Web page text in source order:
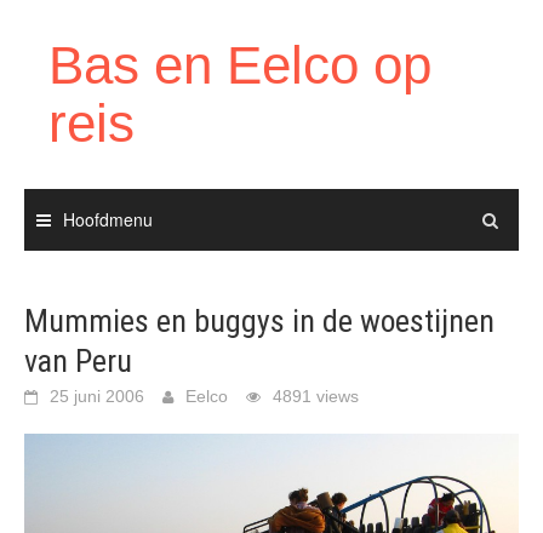
Bas en Eelco op
reis
Hoofdmenu
Mummies en buggys in de woestijnen
van Peru
25 juni 2006 Eelco 4891 views